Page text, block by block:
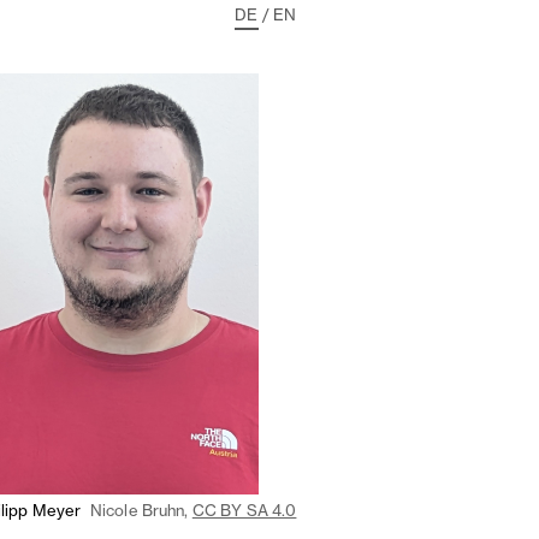
DE / EN
Meyer Nicole Bruhn, CC BY SA 4.0